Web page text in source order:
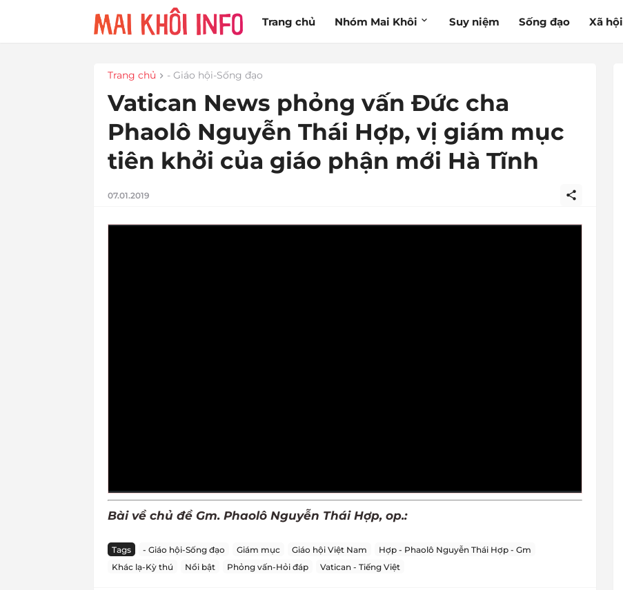
Trang chủ Nhóm Mai Khôi Suy niệm Sống đạo Xã hội
Trang chủ - Giáo hội-Sống đạo
Vatican News phỏng vấn Đức cha
Phaolô Nguyễn Thái Hợp, vị giám mục
tiên khởi của giáo phận mới Hà Tĩnh
07.01.2019
Bài về chủ đề Gm. Phaolô Nguyễn Thái Hợp, op.:
Tags - Giáo hội-Sống đạo Giám mục Giáo hội Việt Nam
Hợp - Phaolô Nguyễn Thái Hợp - Gm
Khác lạ-Kỳ thú
Nổi bật Phỏng vấn-Hỏi đáp Vatican - Tiếng Việt